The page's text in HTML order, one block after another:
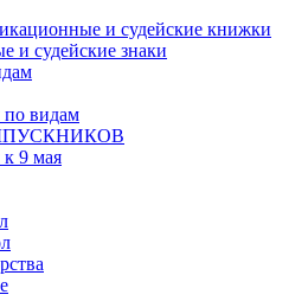
и судейские книжки
и судейские знаки
видам
9 мая